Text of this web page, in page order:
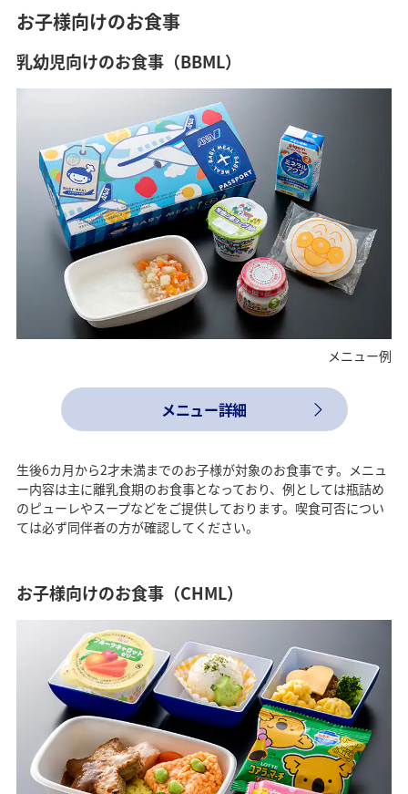
お子様向けのお食事
乳幼児向けのお食事（BBML）
メニュー例
メニュー詳細
生後6カ月から2才未満までのお子様が対象のお食事です。メニュ
ー内容は主に離乳食期のお食事となっており、例としては瓶詰め
のピューレやスープなどをご提供しております。喫食可否につい
ては必ず同伴者の方が確認してください。
お子様向けのお食事（CHML）